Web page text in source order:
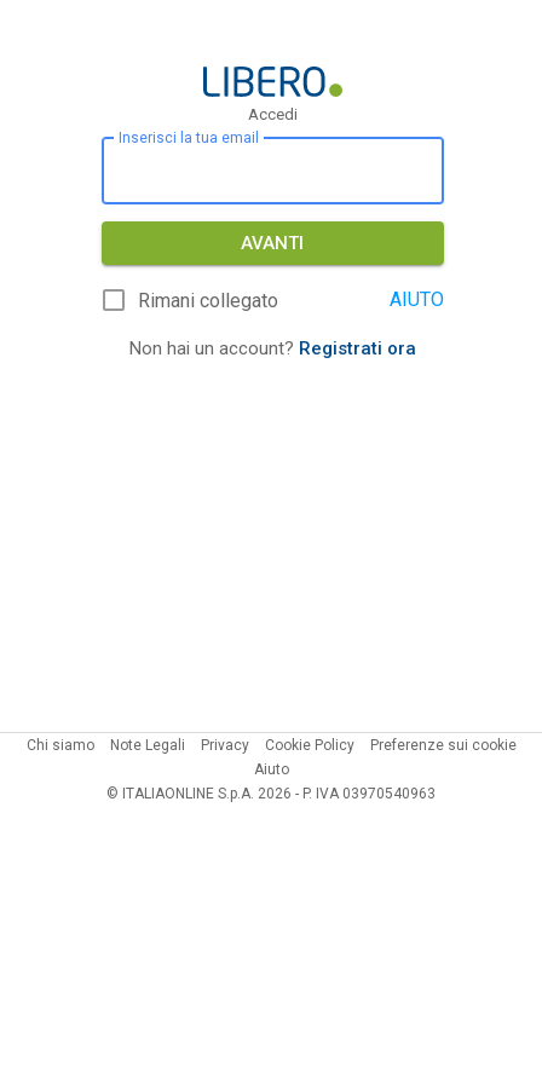
Accedi
Inserisci la tua email
AVANTI
Rimani collegato AIUTO
Non hai un account? Registrati ora
Chi siamo Note Legali Privacy Cookie Policy
Preferenze sui cookie
Aiuto
© ITALIAONLINE S.p.A. 2026 - P. IVA 03970540963